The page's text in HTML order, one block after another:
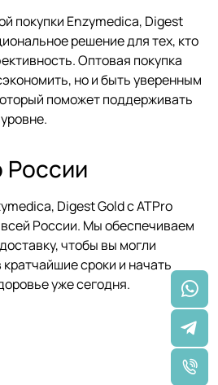
покупки Enzymedica, Digest
решение для тех, кто
Оптовая покупка
но и быть уверенным
поможет поддерживать
России
Digest Gold с ATPro
России. Мы обеспечиваем
чтобы вы могли
кратчайшие сроки и начать
уже сегодня.